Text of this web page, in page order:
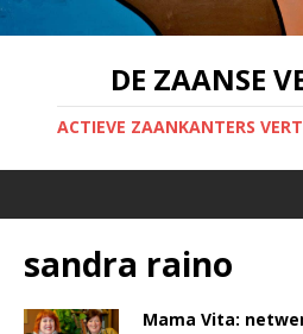
DE ZAANSE
ACTIEVE ZAANKANTERS
sandra raino
Mama Vita: